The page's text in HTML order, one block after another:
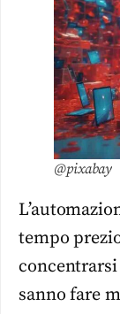
@pixabay
tempo
sanno fare